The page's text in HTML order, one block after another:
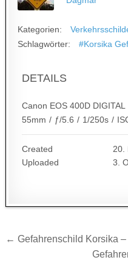
Kategorien:
Schlagwörter:
#Korsika
DETAILS
Canon EOS 400D DIGITAL
55mm / ƒ/5.6 / 1/250s /
Created
20.
Uploaded
3.
← Gefahrenschild Korsika